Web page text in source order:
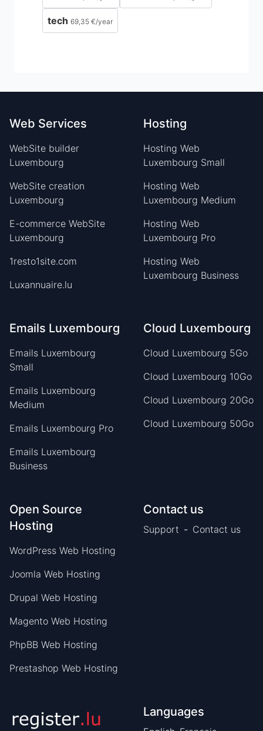
tech 69,35 €/year
Web Services
WebSite builder
Luxembourg
WebSite creation
Luxembourg
E-commerce WebSite
Luxembourg
1resto1site.com
Luxannuaire.lu
Hosting
Hosting Web
Luxembourg Small
Hosting Web
Luxembourg Medium
Hosting Web
Luxembourg Pro
Hosting Web
Luxembourg Business
Emails Luxembourg
Emails Luxembourg
Small
Emails Luxembourg
Medium
Emails Luxembourg Pro
Emails Luxembourg
Business
Cloud Luxembourg
Cloud Luxembourg 5Go
Cloud Luxembourg 10Go
Cloud Luxembourg 20Go
Cloud Luxembourg 50Go
Open Source
Hosting
WordPress Web Hosting
Joomla Web Hosting
Drupal Web Hosting
Magento Web Hosting
PhpBB Web Hosting
Prestashop Web Hosting
Contact us
Support - Contact us
Languages